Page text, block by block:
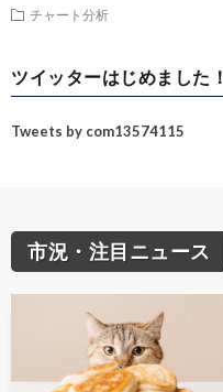
チャート分析
ツイッターはじめました！
Tweets by com13574115
市況・注目ニュース